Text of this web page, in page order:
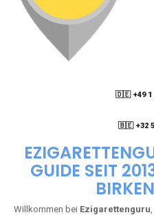
🇩🇪 +49 1
🇧🇪 +32
GUIDE SEIT
Willkommen bei Ezigarettenguru